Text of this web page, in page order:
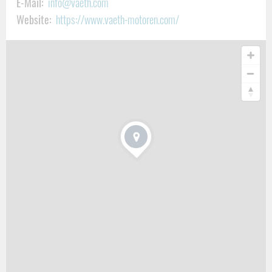
300SL Flügeltürer und Roadster ♦ 300 SEL-6.3 und 600
VERGASER
♦ 190SL ♦ 190/200/220 S Ponton ♦ 300 Adenauer ♦ usw.
Motorinstandsetzung finden Sie auf der Webseite
Sagen Sie bitte, dass Sie diesen Betrieb über das ‚Oldtimer
Website: https://www.vaeth-motoren.com/